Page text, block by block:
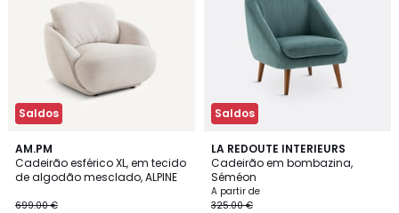
Saldos
AM.PM
Cadeirão esférico XL, em tecido
de algodão mesclado, ALPINE
699.00 €
4,4
/ 5
Saldos
LA REDOUTE INTERIEURS
Cadeirão em bombazina,
Séméon
A partir de
325.00 €
4,9
/ 5
3
Cores